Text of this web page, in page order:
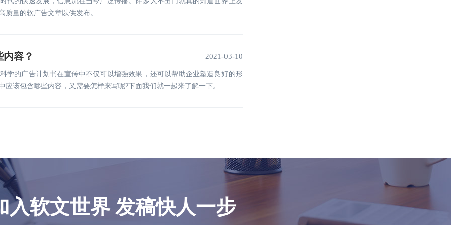
质量的软广告文章以供发布。
容？ 2021-03-10
学的广告计划书在宣传中不仅可以增强效果，还可以帮助企业塑造良好的形
应该包含哪些内容，又需要怎样来写呢?下面我们就一起来了解一下。
入软文世界 发稿快人一步